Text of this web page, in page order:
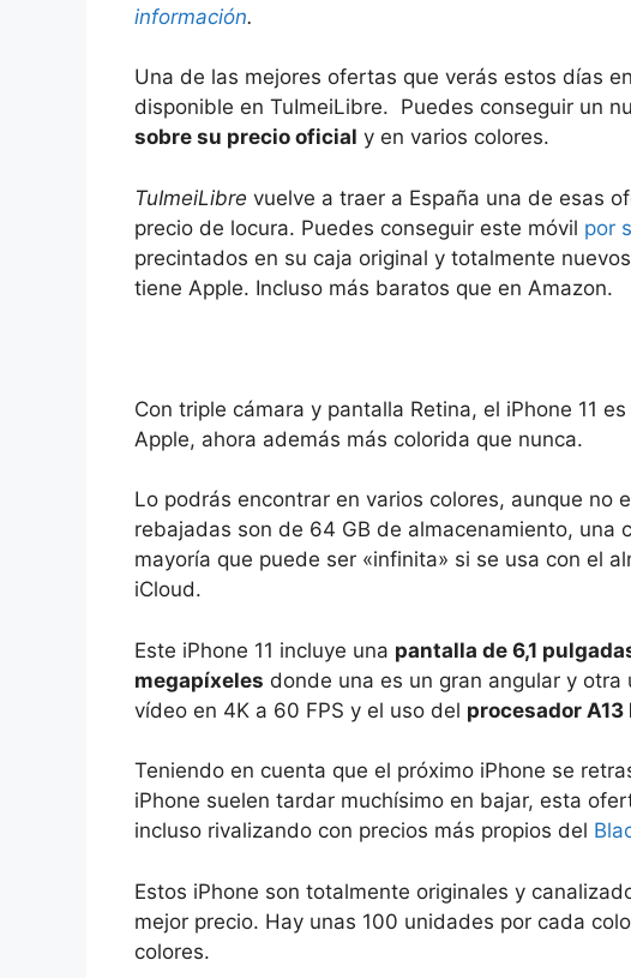
información.
Una de las mejores ofertas que verás estos días
disponible en TuImeiLibre. Puedes conseguir un
sobre su precio oficial y en varios colores.
TuImeiLibre vuelve a traer a España una de esas
precio de locura. Puedes conseguir este móvil por
precintados en su caja original y totalmente
tiene Apple. Incluso más baratos que en Amazon.
Con triple cámara y pantalla Retina, el iPhone 11
Apple, ahora además más colorida que nunca.
Lo podrás encontrar en varios colores, aunque no
rebajadas son de 64 GB de almacenamiento, una
mayoría que puede ser «infinita» si se usa con el
iCloud.
Este iPhone 11 incluye una pantalla de 6,1
megapíxeles donde una es un gran angular y
vídeo en 4K a 60 FPS y el uso del procesador A13
Teniendo en cuenta que el próximo iPhone se
iPhone suelen tardar muchísimo en bajar, esta
incluso rivalizando con precios más propios del
Estos iPhone son totalmente originales y
mejor precio. Hay unas 100 unidades por cada
colores.